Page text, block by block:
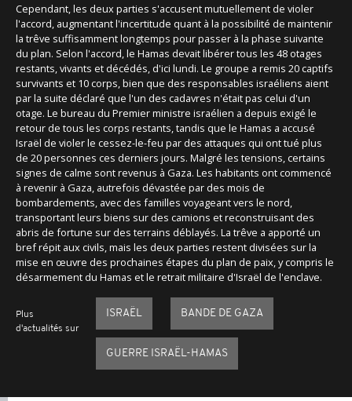
Cependant, les deux parties s'accusent mutuellement de violer
l'accord, augmentant l'incertitude quant à la possibilité de maintenir
la trêve suffisamment longtemps pour passer à la phase suivante
du plan. Selon l'accord, le Hamas devait libérer tous les 48 otages
restants, vivants et décédés, d'ici lundi. Le groupe a remis 20 captifs
survivants et 10 corps, bien que des responsables israéliens aient
par la suite déclaré que l'un des cadavres n'était pas celui d'un
otage. Le bureau du Premier ministre israélien a depuis exigé le
retour de tous les corps restants, tandis que le Hamas a accusé
Israël de violer le cessez-le-feu par des attaques qui ont tué plus
de 20 personnes ces derniers jours. Malgré les tensions, certains
signes de calme sont revenus à Gaza. Les habitants ont commencé
à revenir à Gaza, autrefois dévastée par des mois de
bombardements, avec des familles voyageant vers le nord,
transportant leurs biens sur des camions et reconstruisant des
abris de fortune sur des terrains déblayés. La trêve a apporté un
bref répit aux civils, mais les deux parties restent divisées sur la
mise en œuvre des prochaines étapes du plan de paix, y compris le
désarmement du Hamas et le retrait militaire d'Israël de l'enclave.
Plus
d'actualités sur
ISRAËL BANDE DE GAZA
GUERRE ISRAËL-HAMAS